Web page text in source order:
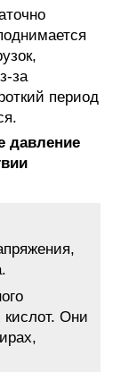
за
период
давление
Они